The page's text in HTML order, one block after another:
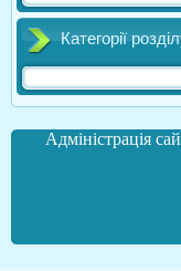
Категорії
Адміністрація